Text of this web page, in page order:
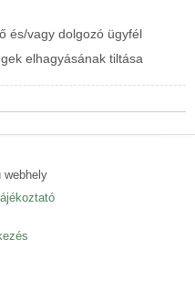
és/vagy dolgozó ügyfél
elhagyásának tiltása
webhely